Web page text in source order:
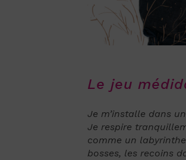
Le jeu
Je m’installe dans
Je respire
comme un
bosses, les recoins